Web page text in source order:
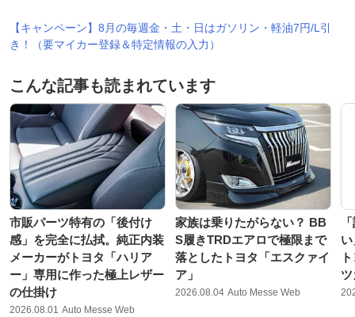
【キャンペーン】8月の毎週金・土・日はガソリン・軽油7円/L引
き！（要マイカー登録＆特定情報の入力）
こんな記事も読まれています
市販パーツ特有の「後付け
感」を完全に払拭。純正内装
メーカーがトヨタ「ハリア
ー」専用に作った極上レザー
の仕掛け
2026.08.01 Auto Messe Web
家族は乗りたがらない？ BB
S履きTRDエアロで極限まで
落としたトヨタ「エスクァイ
ア」
2026.08.04 Auto Messe Web